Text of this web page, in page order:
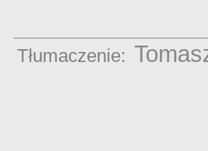
Tłumaczenie: